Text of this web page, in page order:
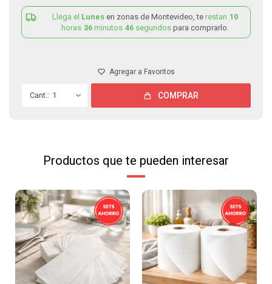
Llega el Lunes en zonas de Montevideo, te restan 10
horas 36 minutos 46 segundos para comprarlo.
1 COMPRAR
Productos que te pueden interesar